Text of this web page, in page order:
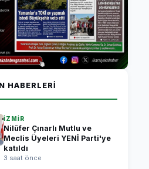
HABERLERI
İZMİR
Nilüfer Çınarlı Mutlu ve
Meclis Üyeleri YENİ Parti'ye
katıldı
3 saat önce